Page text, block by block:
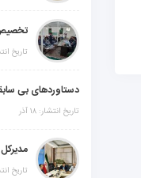
تاریخ
تاریخ انتشار: ۱۸ آذر
تاریخ